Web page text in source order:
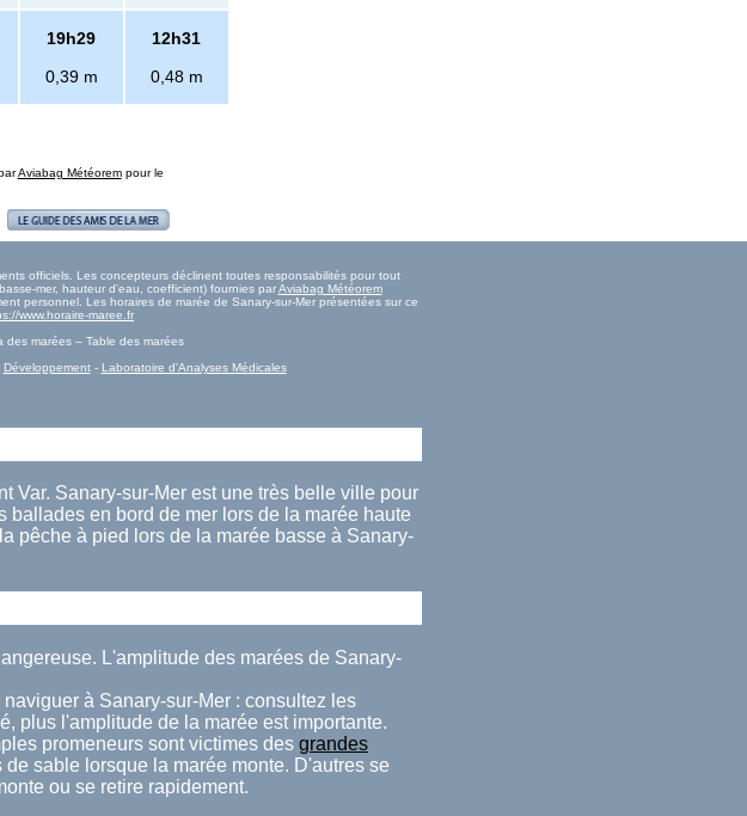
19h29
0,39 m
12h31
0,48 m
Aviabag Météorempour le
officiels. Les concepteurs déclinent toutes responsabilités pour tout
mer, hauteur d'eau, coefficient) fournies parAviabag Météorem
personnel. Les horaires de marée de Sanary-sur-Mer présentées sur ce
www.horaire-maree.fr
des marées – Table des marées
Développement- Laboratoire d'Analyses Médicales
Var. Sanary-sur-Mer est une très belle ville pour
en bord de mer lors de la marée haute
pêche à pied lors de la marée basse à Sanary-
L'amplitude des marées de Sanary-
à Sanary-sur-Mer : consultez les
plus l'amplitude de la marée est importante.
promeneurs sont victimes des grandes
sable lorsque la marée monte. D'autres se
ou se retire rapidement.